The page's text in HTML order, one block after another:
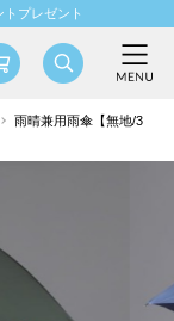
プレゼント
雨晴兼用雨傘【無地/3